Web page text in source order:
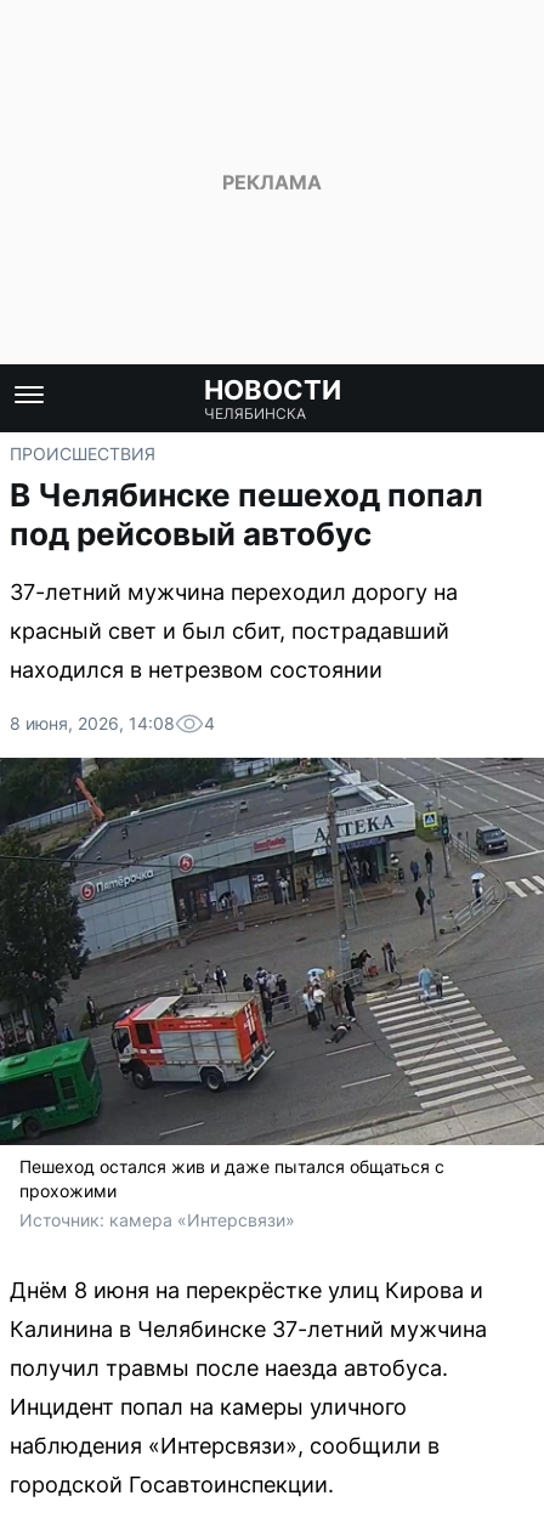
НОВОСТИ
ЧЕЛЯБИНСКА
ПРОИСШЕСТВИЯ
В Челябинске пешеход попал
под рейсовый автобус
37-летний мужчина переходил дорогу на
красный свет и был сбит, пострадавший
находился в нетрезвом состоянии
8 июня, 2026, 14:08 4
Пешеход остался жив и даже пытался общаться с
прохожими
Источник: камера «Интерсвязи»
Днём 8 июня на перекрёстке улиц Кирова и
Калинина в Челябинске 37-летний мужчина
получил травмы после наезда автобуса.
Инцидент попал на камеры уличного
наблюдения «Интерсвязи», сообщили в
городской Госавтоинспекции.